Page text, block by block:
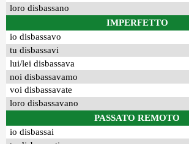
loro disbassano
IMPERFETTO
io disbassavo
tu disbassavi
lui/lei disbassava
noi disbassavamo
voi disbassavate
loro disbassavano
PASSATO REMOTO
io disbassai